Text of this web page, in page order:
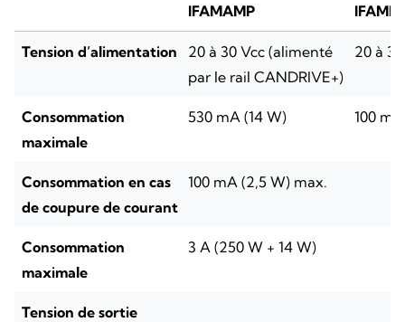
IFAMAMP
Tension d’alimentation
20 à 30 Vcc (alimenté
par le rail CANDRIVE+)
20 à
Consommation
maximale
530 mA (14 W) 100 mA
Consommation en cas
de coupure de courant
100 mA (2,5 W) max.
Consommation
maximale
3 A (250 W + 14 W)
Tension de sortie